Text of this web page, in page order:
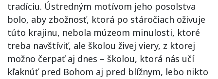
tradíciu. Ústredným motívom jeho posolstva
bolo, aby zbožnosť, ktorá po stáročiach oživuje
túto krajinu, nebola múzeom minulosti, ktoré
treba navštíviť, ale školou živej viery, z ktorej
možno čerpať aj dnes – školou, ktorá nás učí
kľaknúť pred Bohom aj pred blížnym, lebo nikto